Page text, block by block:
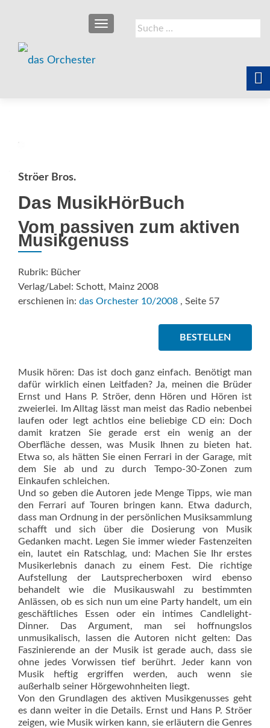
Suche
nach:
SCHALTE NAVIGATION
Ströer Bros.
Das MusikHörBuch
Vom passiven zum aktiven
Musikgenuss
Rubrik: Bücher
Verlag/Label: Schott, Mainz 2008
erschienen in: das Orchester 10/2008 , Seite 57
BESTELLEN
Musik hören: Das ist doch ganz einfach. Benötigt man
dafür wirklich einen Leitfaden? Ja, meinen die Brüder
Ernst und Hans P. Ströer, denn Hören und Hören ist
zweierlei. Im Alltag lässt man meist das Radio nebenbei
laufen oder legt achtlos eine beliebige CD ein: Doch
damit kratzen Sie gerade erst ein wenig an der
Oberfläche dessen, was Musik Ihnen zu bieten hat.
Etwa so, als hätten Sie einen Ferrari in der Garage, mit
dem Sie ab und zu durch Tempo-30-Zonen zum
Einkaufen schleichen.
Und so geben die Autoren jede Menge Tipps, wie man
den Ferrari auf Touren bringen kann. Etwa dadurch,
dass man Ordnung in der persönlichen Musiksammlung
schafft und sich über die Dosierung von Musik
Gedanken macht. Legen Sie immer wieder Fastenzeiten
ein, lautet ein Ratschlag, und: Machen Sie Ihr erstes
Musikerlebnis danach zu einem Fest. Die richtige
Aufstellung der Lautsprecherboxen wird ebenso
behandelt wie die Musikauswahl zu bestimmten
Anlässen, ob es sich nun um eine Party handelt, um ein
geschäftliches Essen oder ein intimes Candlelight-
Dinner. Das Argument, man sei hoffnungslos
unmusikalisch, lassen die Autoren nicht gelten: Das
Faszinierende an der Musik ist gerade auch, dass sie
ohne jedes Vorwissen tief berührt. Jeder kann von
Musik heftig ergriffen werden, auch wenn sie
außerhalb seiner Hörgewohnheiten liegt.
Von den Grundlagen des aktiven Musikgenusses geht
es dann weiter in die Details. Ernst und Hans P. Ströer
zeigen, wie Musik wirken kann, sie erläutern die Genres